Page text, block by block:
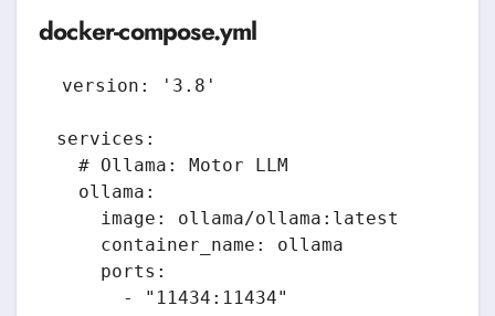
docker-compose.yml
version: '3.8'
services:
  # Ollama: Motor LLM
  ollama:
    image: ollama/ollama:latest
    container_name: ollama
    ports:
      - "11434:11434"